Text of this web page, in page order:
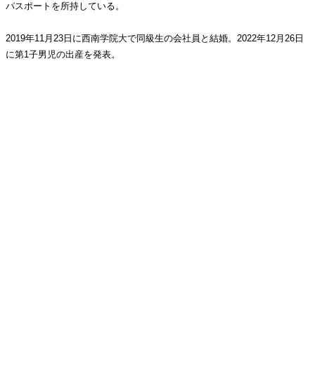
パスポートを所持している。
2019年11月23日に西南学院大で同級生の会社員と結婚。2022年12月26日
に第1子男児の出産を発表。